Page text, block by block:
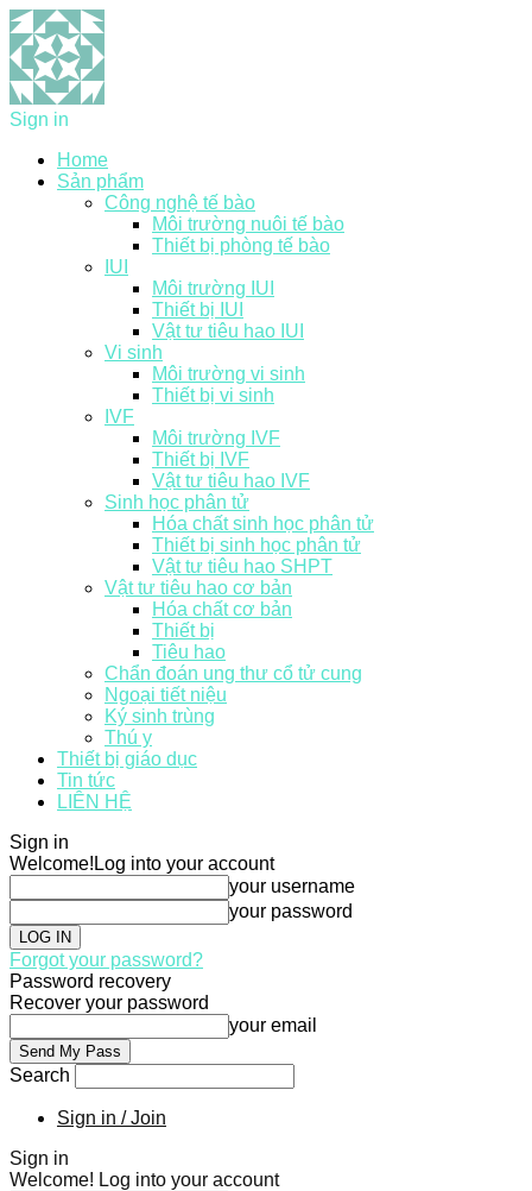
Sign in
Home
Sản phẩm
Công nghệ tế bào
Môi trường nuôi tế bào
Thiết bị phòng tế bào
IUI
Môi trường IUI
Thiết bị IUI
Vật tư tiêu hao IUI
Vi sinh
Môi trường vi sinh
Thiết bị vi sinh
IVF
Môi trường IVF
Thiết bị IVF
Vật tư tiêu hao IVF
Sinh học phân tử
Hóa chất sinh học phân tử
Thiết bị sinh học phân tử
Vật tư tiêu hao SHPT
Vật tư tiêu hao cơ bản
Hóa chất cơ bản
Thiết bị
Tiêu hao
Chẩn đoán ung thư cổ tử cung
Ngoại tiết niệu
Ký sinh trùng
Thú y
Thiết bị giáo dục
Tin tức
LIÊN HỆ
Sign in
Welcome! Log into your account
your username
your password
Forgot your password?
Password recovery
Recover your password
your email
Search
Sign in / Join
Sign in
Welcome! Log into your account